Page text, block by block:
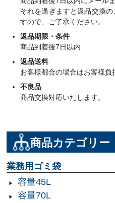
それを過ぎますと返品交換
すので、ご了承ください。
返品期限・条件
商品到着後7日以内
返品送料
お客様都合の場合はお客様負
不良品
商品交換対応いたします。
商品カテゴリー
業務用ゴミ袋
容量45L
容量70L